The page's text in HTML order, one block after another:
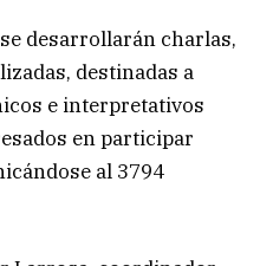
desarrollarán charlas,
destinadas a
e interpretativos
en participar
al 3794